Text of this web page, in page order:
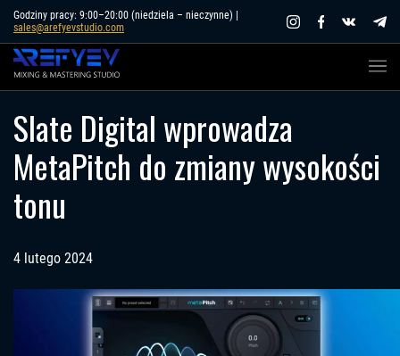
Skip
content
Godziny pracy: 9:00–20:00 (niedziela – nieczynne) |
sales@arefyevstudio.com
Slate Digital wprowadza
MetaPitch do zmiany wysokości
tonu
4 lutego 2024